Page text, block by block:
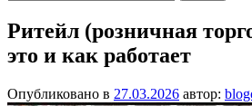
Ритейл (розничная
это и как работает
Опубликовано в 27.03.2026 автор: